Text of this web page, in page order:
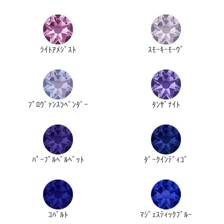
ﾗｲﾄｱﾒｼﾞｽﾄ ｽﾓｰｷｰﾓｰｳﾞ
ﾌﾟﾛｳﾞｧﾝｽﾗﾍﾞﾝﾀﾞｰ ﾀﾝｻﾞﾅｲﾄ
ﾊﾟｰﾌﾟﾙﾍﾞﾙﾍﾞｯﾄ ﾀﾞｰｸｲﾝﾃﾞｨｺﾞ
ｺﾊﾞﾙﾄ ﾏｼﾞｪｽﾃｨｯｸﾌﾞﾙｰ